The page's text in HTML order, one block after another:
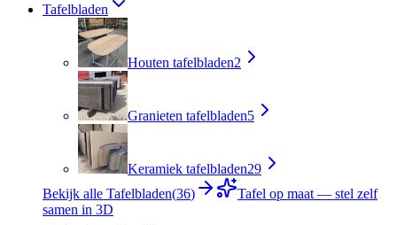
Tafelbladen
Houten tafelbladen2
Granieten tafelbladen5
Keramiek tafelbladen29
Bekijk alle Tafelbladen(36)
Tafel op maat — stel zelf
samen in 3D